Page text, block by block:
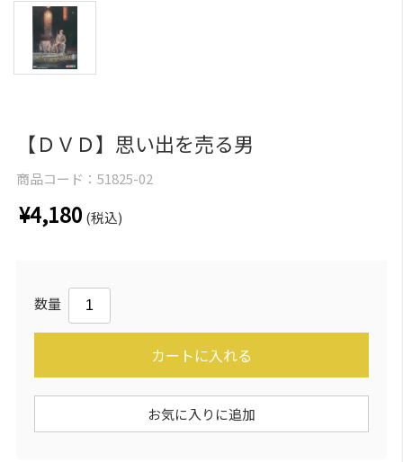
【ＤＶＤ】思い出を売る男
商品コード： 51825-02
¥4,180 (税込)
数量
カートに入れる
お気に入りに追加